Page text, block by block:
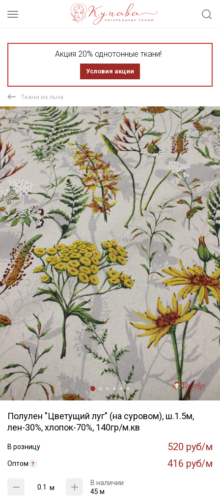
Акция 20% однотонные ткани!
Условия акции
Ткани из льна
Полулен "Цветущий луг" (на суровом), ш.1.5м,
лен-30%, хлопок-70%, 140гр/м.кв
В розницу 520 руб/м
Оптом 416 руб/м
м
В наличии
45 м